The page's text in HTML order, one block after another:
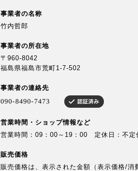
事業者の名称
竹内哲郎
事業者の所在地
〒960-8042
福島県福島市荒町1-7-502
事業者の連絡先
営業時間・ショップ情報など
営業時間：09：00～19：00 定休日：不定
販売価格
販売価格は、表示された金額（表示価格/消